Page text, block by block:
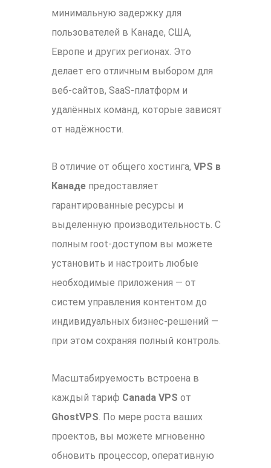
минимальную задержку для
пользователей в Канаде, США,
Европе и других регионах. Это
делает его отличным выбором для
веб-сайтов, SaaS-платформ и
удалённых команд, которые зависят
от надёжности.
В отличие от общего хостинга, VPS в
Канаде предоставляет
гарантированные ресурсы и
выделенную производительность. С
полным root-доступом вы можете
установить и настроить любые
необходимые приложения — от
систем управления контентом до
индивидуальных бизнес-решений —
при этом сохраняя полный контроль.
Масштабируемость встроена в
каждый тариф Canada VPS от
GhostVPS . По мере роста ваших
проектов, вы можете мгновенно
обновить процессор, оперативную